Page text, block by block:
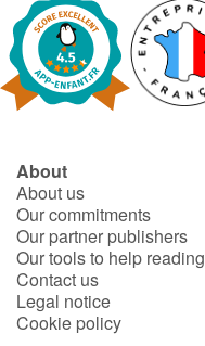
About
About us
Our commitments
Our partner publishers
Our tools to help reading
Contact us
Legal notice
Cookie policy